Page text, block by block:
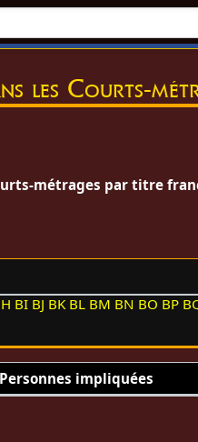
les Courts-
métrages par titre
BI BJ BK BL BM BN BO BP
Personnes impliquées